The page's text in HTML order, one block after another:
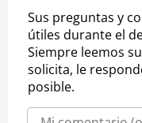
Sus preguntas y
útiles durante el
Siempre leemos
solicita, le
posible.